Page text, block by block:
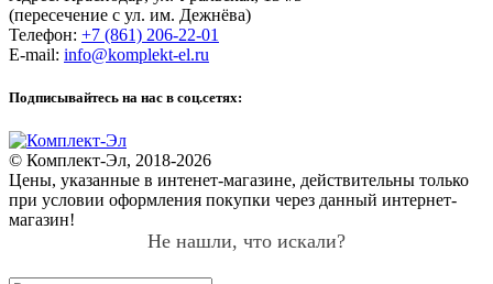
(пересечение с ул. им. Дежнёва)
Телефон: +7 (861) 206-22-01
E-mail: info@komplekt-el.ru
Подписывайтесь на нас в соц.сетях:
© Комплект-Эл, 2018-2026
Цены, указанные в интенет-магазине, действительны только
при условии оформления покупки через данный интернет-
магазин!
Не нашли, что искали?